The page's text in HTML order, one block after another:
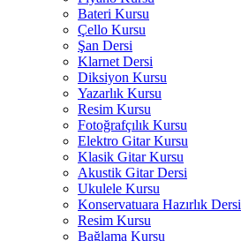
Bateri Kursu
Çello Kursu
Şan Dersi
Klarnet Dersi
Diksiyon Kursu
Yazarlık Kursu
Resim Kursu
Fotoğrafçılık Kursu
Elektro Gitar Kursu
Klasik Gitar Kursu
Akustik Gitar Dersi
Ukulele Kursu
Konservatuara Hazırlık Dersi
Resim Kursu
Bağlama Kursu